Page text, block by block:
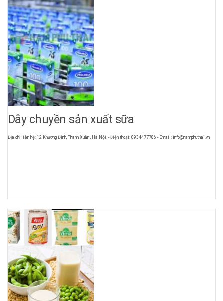
Dây chuyền sản xuất sữa
Địa chỉ liên hệ: 12 Khương Đình, Thanh Xuân , Hà Nội. - Điện thoại: 0934477786 - Email: info@namphuthai.vn